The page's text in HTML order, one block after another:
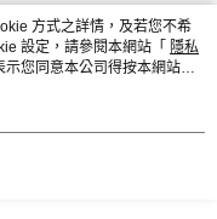
方式之詳情，及若您不希
設定，請參閱本網站「 隱私
您同意本公司得按本網站使